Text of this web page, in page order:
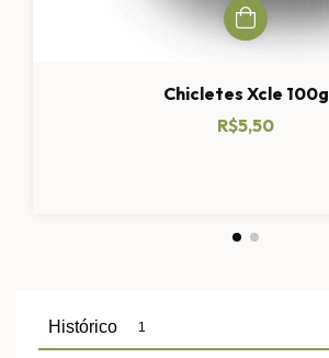
Chicletes Xcle 100g
R$5,50